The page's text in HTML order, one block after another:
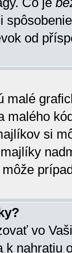
od
malé
malého
si
vo
k nahratiu